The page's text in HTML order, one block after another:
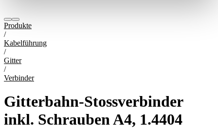
Produkte
/
Kabelführung
/
Gitter
/
Verbinder
Gitterbahn-Stossverbinder
inkl. Schrauben A4, 1.4404